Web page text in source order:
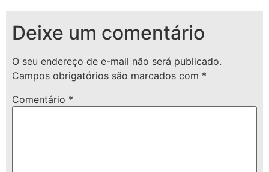
Deixe um comentário
O seu endereço de e-mail não será publicado.
Campos obrigatórios são marcados com *
Comentário *